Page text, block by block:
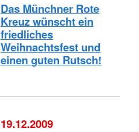
Das Münchner Rote
Kreuz wünscht ein
friedliches
Weihnachtsfest und
einen guten Rutsch!
19.12.2009